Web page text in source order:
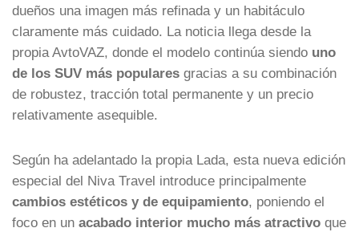
dueños una imagen más refinada y un habitáculo
claramente más cuidado. La noticia llega desde la
propia AvtoVAZ, donde el modelo continúa siendo uno
de los SUV más populares gracias a su combinación
de robustez, tracción total permanente y un precio
relativamente asequible.
Según ha adelantado la propia Lada, esta nueva edición
especial del Niva Travel introduce principalmente
cambios estéticos y de equipamiento, poniendo el
foco en un acabado interior mucho más atractivo que